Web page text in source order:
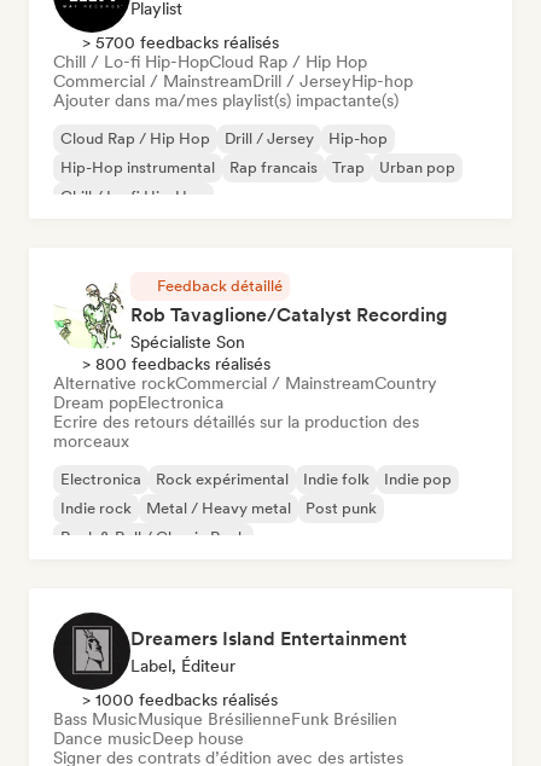
Playlist
> 5700 feedbacks réalisés
Chill / Lo-fi Hip-HopCloud Rap / Hip Hop
Commercial / MainstreamDrill / JerseyHip-hop
Ajouter dans ma/mes playlist(s) impactante(s)
Cloud Rap / Hip Hop Drill / Jersey
Hip-hop
Hip-Hop instrumental
Rap francais Trap
Urban pop
Chill / Lo-fi Hip-Hop
Feedback détaillé
Rob Tavaglione/Catalyst Recording
Spécialiste Son
> 800 feedbacks réalisés
Alternative rockCommercial / MainstreamCountry
Dream popElectronica
Ecrire des retours détaillés sur la production des
morceaux
Electronica Rock expérimental Indie folk
Indie pop
Indie rock
Metal / Heavy metal
Post punk
Rock & Roll / Classic Rock
Dreamers Island Entertainment
Label, Éditeur
> 1000 feedbacks réalisés
Bass MusicMusique BrésilienneFunk Brésilien
Dance musicDeep house
Signer des contrats d’édition avec des artistes